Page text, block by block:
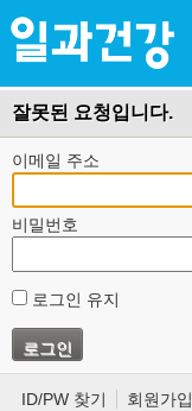
잘못된 요청입니다.
이메일 주소
비밀번호
로그인 유지
ID/PW 찾기 회원가입